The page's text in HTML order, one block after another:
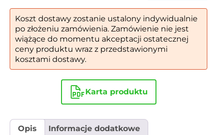
Koszt dostawy zostanie ustalony indywidualnie
po złożeniu zamówienia. Zamówienie nie jest
wiążące do momentu akceptacji ostatecznej
ceny produktu wraz z przedstawionymi
kosztami dostawy.
Karta produktu
Opis Informacje dodatkowe